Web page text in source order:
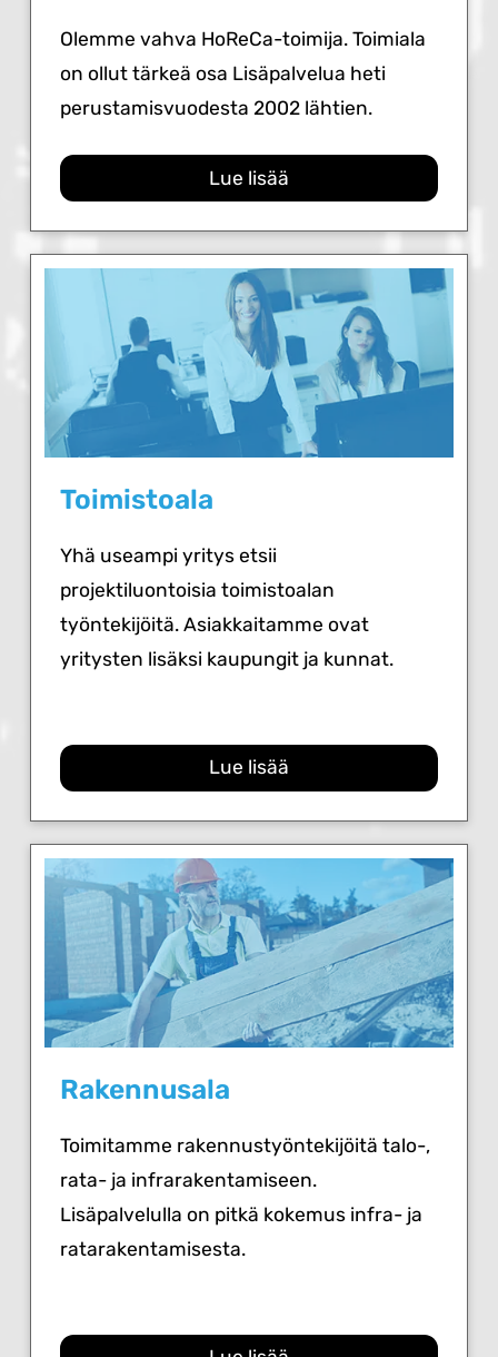
Olemme vahva HoReCa-toimija. Toimiala
on ollut tärkeä osa Lisäpalvelua heti
perustamisvuodesta 2002 lähtien.
Lue lisää
Toimistoala
Yhä useampi yritys etsii
projektiluontoisia toimistoalan
työntekijöitä. Asiakkaitamme ovat
yritysten lisäksi kaupungit ja kunnat.
Lue lisää
Rakennusala
Toimitamme rakennustyöntekijöitä talo-,
rata- ja infrarakentamiseen.
Lisäpalvelulla on pitkä kokemus infra- ja
ratarakentamisesta.